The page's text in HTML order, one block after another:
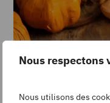
Nous respectons
Nous utilisons des